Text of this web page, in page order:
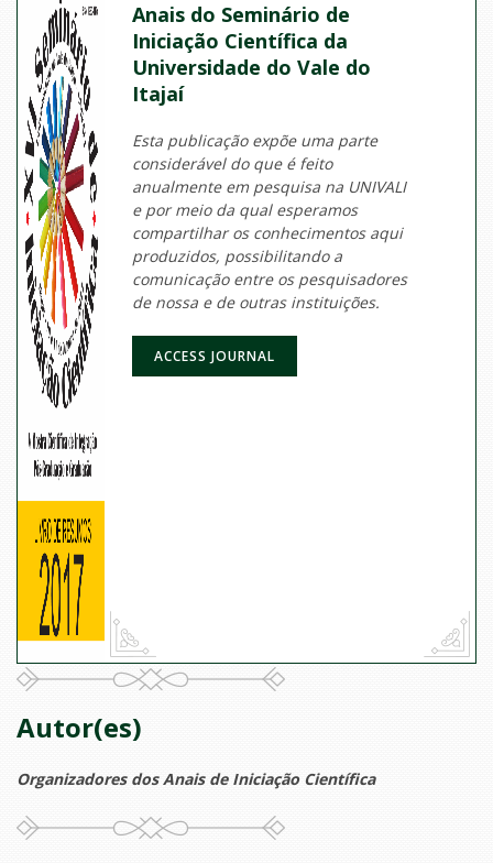
Anais do Seminário de
Iniciação Científica da
Universidade do Vale do
Itajaí
Esta publicação expõe uma parte
considerável do que é feito
anualmente em pesquisa na UNIVALI
e por meio da qual esperamos
compartilhar os conhecimentos aqui
produzidos, possibilitando a
comunicação entre os pesquisadores
de nossa e de outras instituições.
ACCESS JOURNAL
Autor(es)
Organizadores dos Anais de Iniciação Científica